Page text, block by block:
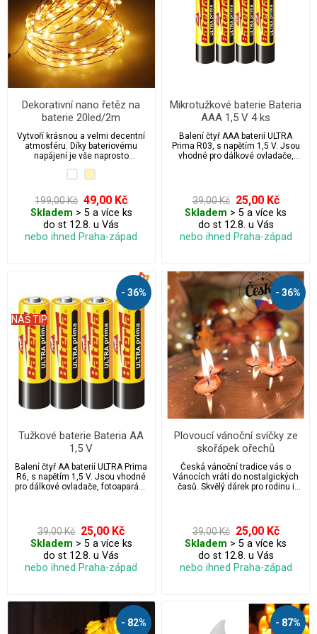
Dekorativní nano řetěz na
baterie 20led/2m
Vytvoří krásnou a velmi decentní
atmosféru. Díky bateriovému
napájení je vše naprosto
199,00 Kč 49,00 Kč
Skladem > 5 a více ks
do st 12.8. u Vás
nebo ihned Praha-západ
Mikrotužkové baterie Bateria
AAA 1,5 V 4 ks
Balení čtyř AAA baterií ULTRA
Prima R03, s napětím 1,5 V. Jsou
vhodné pro dálkové ovladače,
39,00 Kč 25,00 Kč
Skladem > 5 a více ks
do st 12.8. u Vás
nebo ihned Praha-západ
- 36%
NÁŠ TIP
Tužkové baterie Bateria AA
1,5 V
Balení čtyř AA baterií ULTRA Prima
R6, s napětím 1,5 V. Jsou vhodné
pro dálkové ovladače, fotoaparáty,
39,00 Kč 25,00 Kč
Skladem > 5 a více ks
do st 12.8. u Vás
nebo ihned Praha-západ
- 36%
Plovoucí vánoční svíčky ze
skořápek ořechů
Česká vánoční tradice vás o
Vánocích vrátí do nostalgických
časů. Skvělý dárek pro rodinu i
partnery.
39,00 Kč 25,00 Kč
Skladem > 5 a více ks
do st 12.8. u Vás
nebo ihned Praha-západ
- 82% - 87%